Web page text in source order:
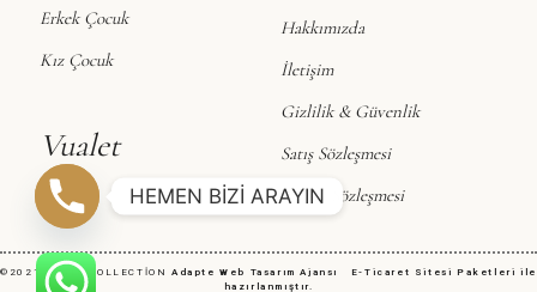
Erkek Çocuk
Kız Çocuk
Vualet
Vualet
Hakkımızda
İletişim
Gizlilik & Güvenlik
Satış Sözleşmesi
Üyelik Sözleşmesi
©2021 SÜSLÜ COLLECTİON AdapteWeb Tasarım Ajansı E-Ticaret Sitesi Paketleri ile
hazırlanmıştır.
HEMEN BİZİ ARAYIN